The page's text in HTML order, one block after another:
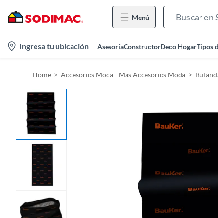
Menú
Ingresa tu ubicación AsesoríaConstructorDeco HogarTipos
Home Accesorios Moda - Más Accesorios Moda